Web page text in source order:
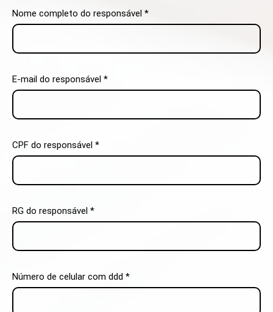
Nome completo do responsável *
E-mail do responsável *
CPF do responsável *
RG do responsável *
Número de celular com ddd *